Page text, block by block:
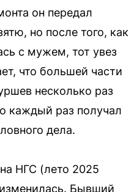
он передал
но после того, как
с мужем, тот увез
что большей части
несколько раз
каждый раз получал
дела.
НГС (лето 2025
Бывший